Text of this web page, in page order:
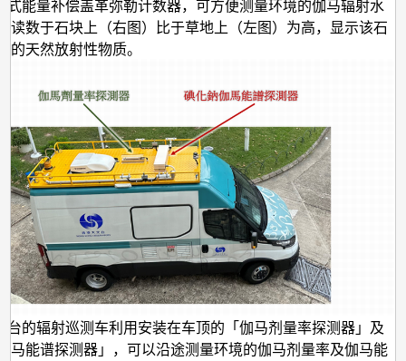
能量补偿盖革弥勒计数器，可方便测量环境的伽马辐射水
读数于石块上（右图）比于草地上（左图）为高，显示该石
的天然放射性物质。
的辐射巡测车利用安装在车顶的「伽马剂量率探测器」及
马能谱探测器」，可以沿途测量环境的伽马剂量率及伽马能